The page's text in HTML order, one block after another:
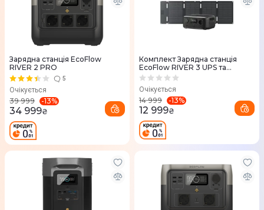
Зарядна станцiя EcoFlow
RIVER 2 PRO
5
Очікується
39 999 -13%
34 999₴
Комплект Зарядна станція
EcoFlow RIVER 3 UPS та
сонячна панель 45W (Type-C)
Очікується
14 999 -13%
12 999₴